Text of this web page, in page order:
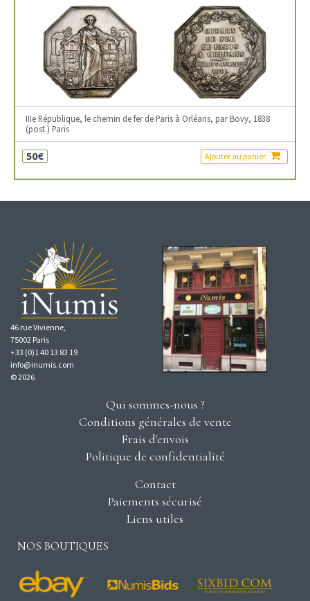
IIIe République, le chemin de fer de Paris à Orléans, par Bovy, 1838
(post.) Paris
50€ Ajouter au panier
46 rue Vivienne,
75002 Paris
+33 (0)1 40 13 83 19
info@inumis.com
© 2026
Qui sommes-nous ?
Conditions générales de vente
Frais d'envois
Politique de confidentialité
Contact
Paiements sécurisé
Liens utiles
NOS BOUTIQUES